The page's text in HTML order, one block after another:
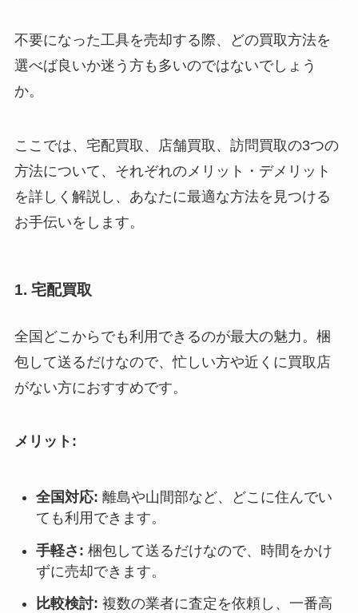
不要になった工具を売却する際、どの買取方法を
選べば良いか迷う方も多いのではないでしょう
か。
ここでは、宅配買取、店舗買取、訪問買取の3つの
方法について、それぞれのメリット・デメリット
を詳しく解説し、あなたに最適な方法を見つける
お手伝いをします。
1. 宅配買取
全国どこからでも利用できるのが最大の魅力。梱
包して送るだけなので、忙しい方や近くに買取店
がない方におすすめです。
メリット:
全国対応: 離島や山間部など、どこに住んでい
ても利用できます。
手軽さ: 梱包して送るだけなので、時間をかけ
ずに売却できます。
比較検討: 複数の業者に査定を依頼し、一番高